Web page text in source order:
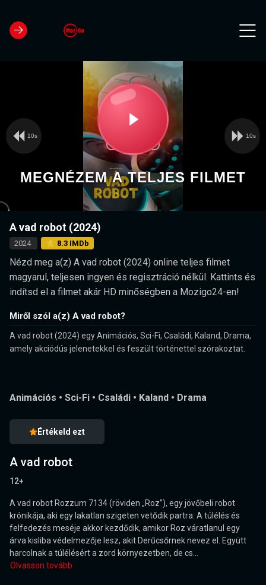
loading.
Play
Video
10s 10s
MEGNÉZEM A TELJES FILMET
A vad robot (2024)
2024 ⭐ 8.3 IMDb
Nézd meg a(z) A vad robot (2024) online teljes filmet
magyarul, teljesen ingyen és regisztráció nélkül. Kattints és
indítsd el a filmet akár HD minőségben a Mozigo24-en!
Miről szól a(z) A vad robot?
A vad robot (2024) egy Animációs, Sci-Fi, Családi, Kaland, Drama,
amely akciódús jelenetekkel és feszült történettel szórakoztat.
Animációs • Sci-Fi • Családi • Kaland • Drama
Értékeld ezt
A vad robot
12+
A vad robot Rozzum 7134 (röviden „Roz”), egy jövőbeli robot
krónikája, aki egy lakatlan szigeten vetődik partra. A túlélés és
felfedezés meséje akkor kezdődik, amikor Roz váratlanul egy
árva kisliba védelmezője lesz, akit Derűcsőrnek nevez el. Együtt
harcolnak a túlélésért a zord környezetben, de cs...
Olvasson tovább